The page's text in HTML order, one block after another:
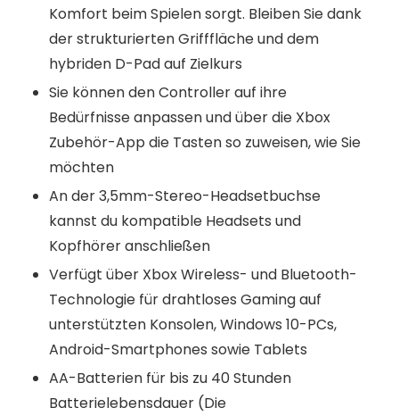
Komfort beim Spielen sorgt. Bleiben Sie dank
der strukturierten Grifffläche und dem
hybriden D-Pad auf Zielkurs
Sie können den Controller auf ihre
Bedürfnisse anpassen und über die Xbox
Zubehör-App die Tasten so zuweisen, wie Sie
möchten
An der 3,5mm-Stereo-Headsetbuchse
kannst du kompatible Headsets und
Kopfhörer anschließen
Verfügt über Xbox Wireless- und Bluetooth-
Technologie für drahtloses Gaming auf
unterstützten Konsolen, Windows 10-PCs,
Android-Smartphones sowie Tablets
AA-Batterien für bis zu 40 Stunden
Batterielebensdauer (Die